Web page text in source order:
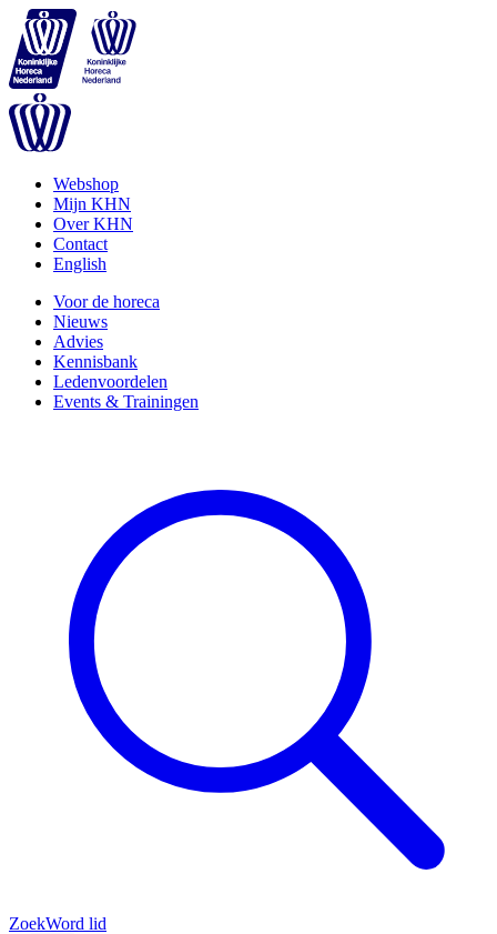
Webshop
Mijn KHN
Over KHN
Contact
English
Voor de horeca
Nieuws
Advies
Kennisbank
Ledenvoordelen
Events & Trainingen
ZoekWord lid